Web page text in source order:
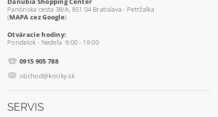
Panónska cesta 38/A, 851 04 Bratislava - Petržalka
(MAPA cez Google)
Otváracie hodiny:
Pondelok - Nedeľa 9:00 - 19:00
0915 905 788
obchod@kociky.sk
SERVIS